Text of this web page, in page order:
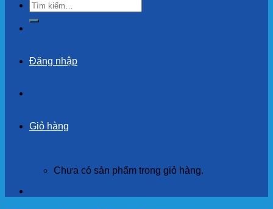
Tìm
kiếm:
Đăng nhập
Giỏ hàng
Chưa có sản phẩm trong giỏ hàng.